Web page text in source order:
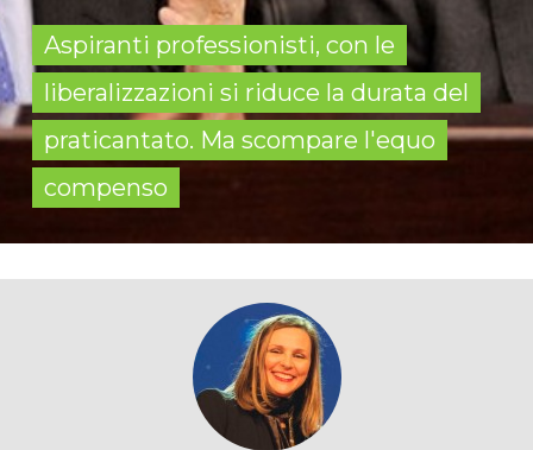
Aspiranti professionisti, con le
liberalizzazioni si riduce la durata del
praticantato. Ma scompare l'equo
compenso